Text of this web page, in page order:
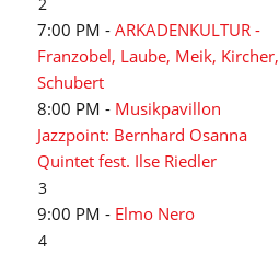
7:00 PM - ARKADENKULTUR -
Franzobel, Laube, Meik, Kircher,
Schubert
8:00 PM - Musikpavillon
Jazzpoint: Bernhard Osanna
Quintet fest. Ilse Riedler
3
9:00 PM - Elmo Nero
4